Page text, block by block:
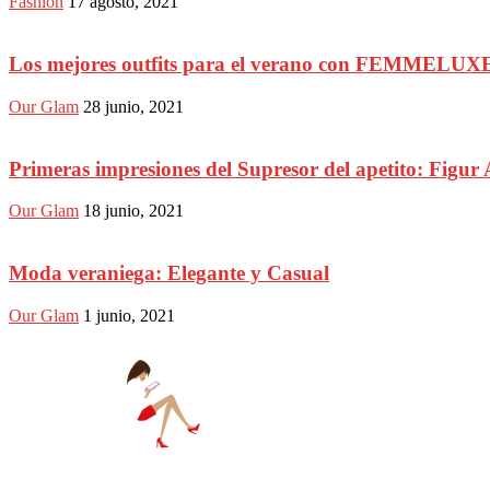
Los mejores outfits para el verano con
Our Glam 28 junio, 2021
Primeras impresiones del Supresor del apetito: Figur
Our Glam 18 junio, 2021
Moda veraniega: Elegante y Casual
Our Glam 1 junio, 2021